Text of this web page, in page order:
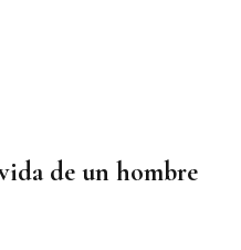
de un hombre